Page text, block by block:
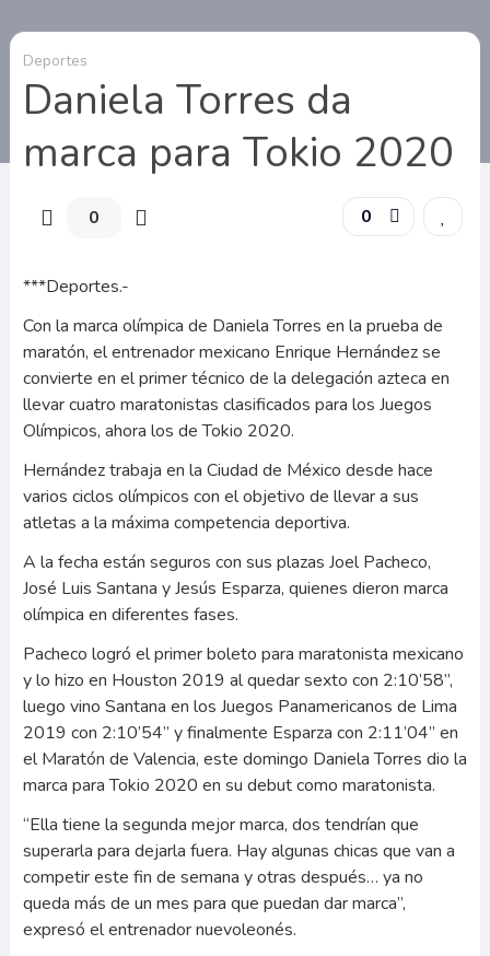
Deportes
Daniela Torres da
marca para Tokio 2020
0 0
***Deportes.-
Con la marca olímpica de Daniela Torres en la prueba de
maratón, el entrenador mexicano Enrique Hernández se
convierte en el primer técnico de la delegación azteca en
llevar cuatro maratonistas clasificados para los Juegos
Olímpicos, ahora los de Tokio 2020.
Hernández trabaja en la Ciudad de México desde hace
varios ciclos olímpicos con el objetivo de llevar a sus
atletas a la máxima competencia deportiva.
A la fecha están seguros con sus plazas Joel Pacheco,
José Luis Santana y Jesús Esparza, quienes dieron marca
olímpica en diferentes fases.
Pacheco logró el primer boleto para maratonista mexicano
y lo hizo en Houston 2019 al quedar sexto con 2:10’58’’,
luego vino Santana en los Juegos Panamericanos de Lima
2019 con 2:10’54’’ y finalmente Esparza con 2:11’04’’ en
el Maratón de Valencia, este domingo Daniela Torres dio la
marca para Tokio 2020 en su debut como maratonista.
“Ella tiene la segunda mejor marca, dos tendrían que
superarla para dejarla fuera. Hay algunas chicas que van a
competir este fin de semana y otras después… ya no
queda más de un mes para que puedan dar marca”,
expresó el entrenador nuevoleonés.